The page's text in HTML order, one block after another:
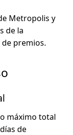
Metropolis y
de la
premios.
máximo total
de